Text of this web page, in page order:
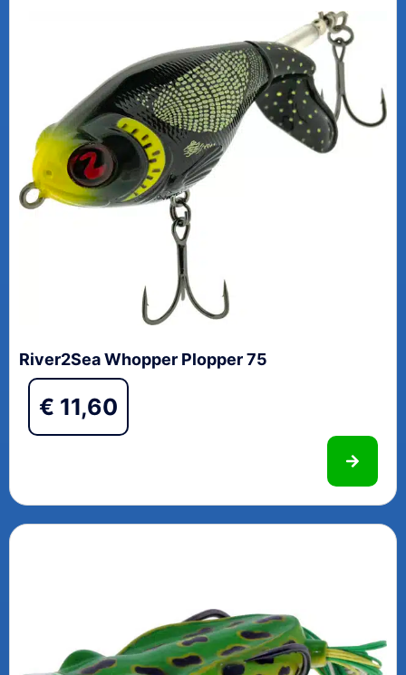
River2Sea Whopper Plopper 75
€ 11,60